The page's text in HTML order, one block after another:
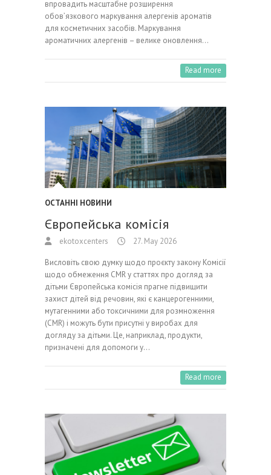
впровадить масштабне розширення
обов’язкового маркування алергенів ароматів
для косметичних засобів. Маркування
ароматичних алергенів – велике оновлення…
Read more
ОСТАННІ НОВИНИ
Європейська комісія
ekotoxcenters 27. May 2026
Висловіть свою думку щодо проєкту закону Комісії
щодо обмеження CMR у статтях про догляд за
дітьми Європейська комісія прагне підвищити
захист дітей від речовин, які є канцерогенними,
мутагенними або токсичними для розмноження
(CMR) і можуть бути присутні у виробах для
догляду за дітьми. Це, наприклад, продукти,
призначені для допомоги у…
Read more